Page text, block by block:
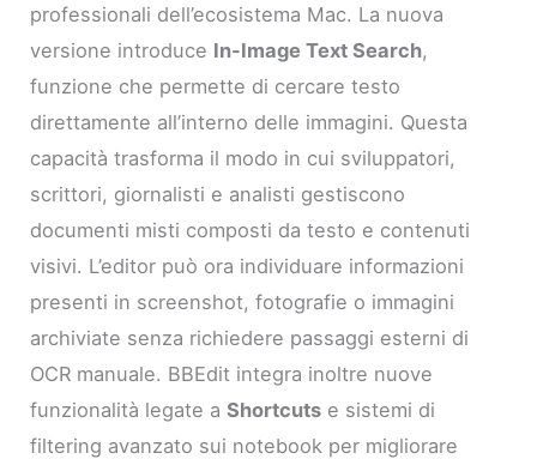
professionali dell’ecosistema Mac. La nuova
versione introduce In-Image Text Search,
funzione che permette di cercare testo
direttamente all’interno delle immagini. Questa
capacità trasforma il modo in cui sviluppatori,
scrittori, giornalisti e analisti gestiscono
documenti misti composti da testo e contenuti
visivi. L’editor può ora individuare informazioni
presenti in screenshot, fotografie o immagini
archiviate senza richiedere passaggi esterni di
OCR manuale. BBEdit integra inoltre nuove
funzionalità legate aShortcuts e sistemi di
filtering avanzato sui notebook per migliorare